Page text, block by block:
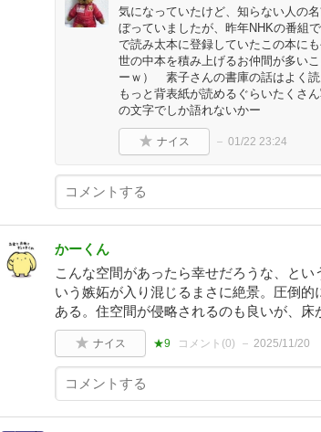
気になっていたけど、知らない人の
ぼっていましたが、昨年NHKの番組
で読み太本に登録していたこの本に
世の中本を積み上げるお仲間が多い
ーｗ） 素子さんの書庫の話はよく読
もっと背表紙が読めるぐらいたくさ
の文字でしか語れないかー
ナイス 01/22 23:24
かーくん
こんな空間があったら幸せだろうな、と
いう嫉妬が入り混じるまさに絶景。圧倒
ある。住空間が侵略されるのも良いが、床
ナイス ★9 コメント(0) 2025/11/20